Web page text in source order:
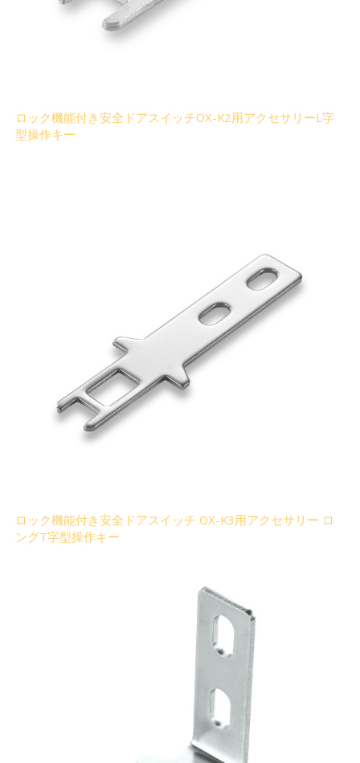
ロック機能付き安全ドアスイッチOX-K2用アクセサリーL字
型操作キー
ロック機能付き安全ドアスイッチ OX-K3用アクセサリー ロ
ングT字型操作キー